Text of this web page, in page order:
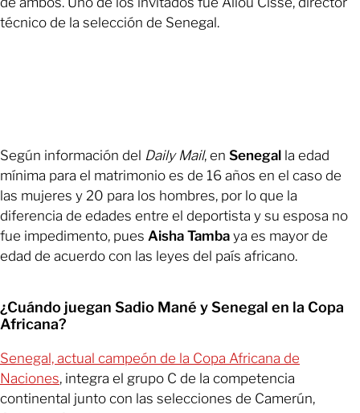
técnico de la selección de Senegal.
Según información del Daily Mail, en Senegal la edad
mínima para el matrimonio es de 16 años en el caso de
las mujeres y 20 para los hombres, por lo que la
diferencia de edades entre el deportista y su esposa no
fue impedimento, pues Aisha Tamba ya es mayor de
edad de acuerdo con las leyes del país africano.
¿Cuándo juegan Sadio Mané y Senegal en la Copa
Africana?
Senegal, actual campeón de la Copa Africana de
Naciones, integra el grupo C de la competencia
continental junto con las selecciones de Camerún,